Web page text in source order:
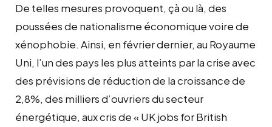
De telles mesures provoquent, çà ou là, des
poussées de nationalisme économique voire de
xénophobie. Ainsi, en février dernier, au Royaume
Uni, l’un des pays les plus atteints par la crise avec
des prévisions de réduction de la croissance de
2,8%, des milliers d’ouvriers du secteur
énergétique, aux cris de « UK jobs for British